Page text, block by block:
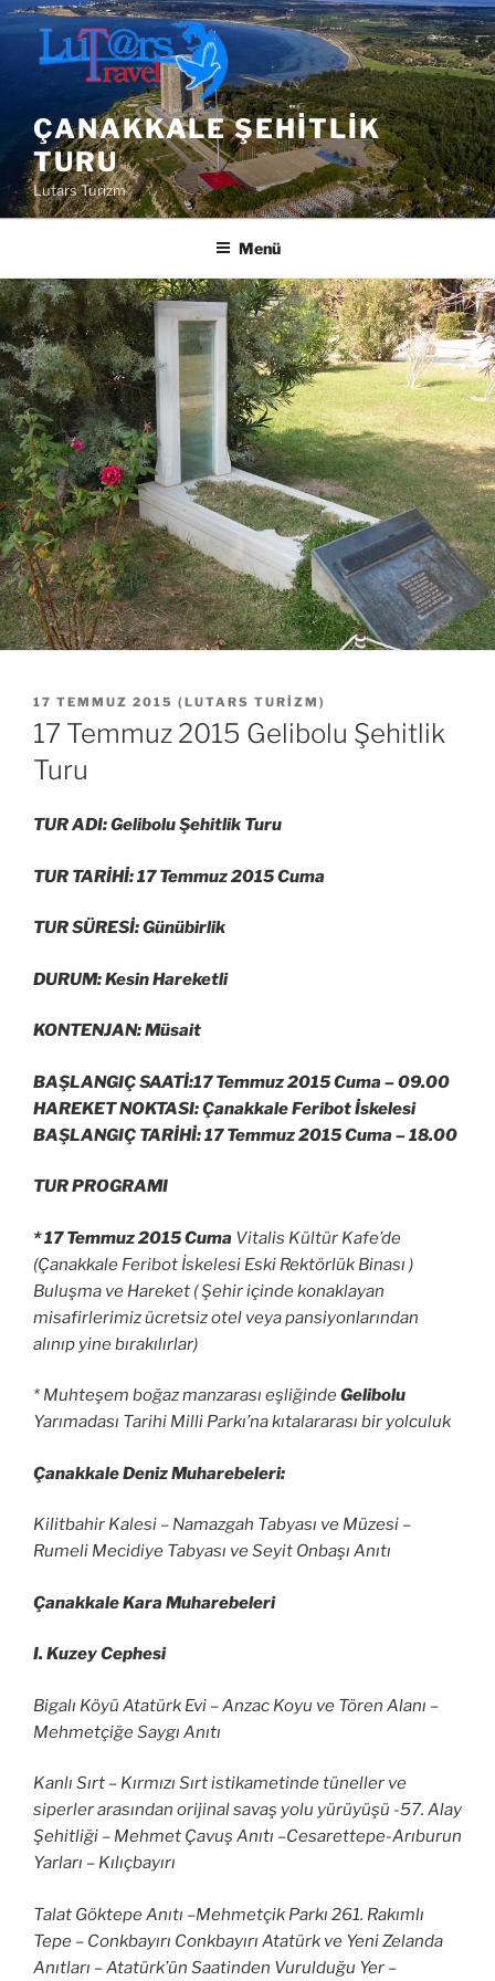
İçeriğe
geç
ÇANAKKALE ŞEHITLIK
TURU
Lutars Turizm
Menü
YAYIM
TARIHI
17 TEMMUZ 2015 ( LUTARS TURIZM )
17 Temmuz 2015 Gelibolu Şehitlik
Turu
TUR ADI: Gelibolu Şehitlik Turu
TUR TARİHİ: 17 Temmuz 2015 Cuma
TUR SÜRESİ: Günübirlik
DURUM: Kesin Hareketli
KONTENJAN: Müsait
BAŞLANGIÇ SAATİ:17 Temmuz 2015 Cuma –09.00
HAREKET NOKTASI: Çanakkale Feribot İskelesi
BAŞLANGIÇ TARİHİ: 17 Temmuz 2015 Cuma –18.00
TUR PROGRAMI
* 17 Temmuz 2015 Cuma Vitalis Kültür Kafe’de
(Çanakkale Feribot İskelesi Eski Rektörlük Binası )
Buluşma ve Hareket ( Şehir içinde konaklayan
misafirlerimiz ücretsiz otel veya pansiyonlarından
alınıp yine bırakılırlar)
* Muhteşem boğaz manzarası eşliğindeGelibolu
Yarımadası Tarihi Milli Parkı’na kıtalararası bir yolculuk
Çanakkale Deniz Muharebeleri:
Kilitbahir Kalesi – Namazgah Tabyası ve Müzesi –
Rumeli Mecidiye Tabyası ve Seyit Onbaşı Anıtı
Çanakkale Kara Muharebeleri
I. Kuzey Cephesi
Bigalı Köyü Atatürk Evi – Anzac Koyu ve Tören Alanı –
Mehmetçiğe Saygı Anıtı
Kanlı Sırt – Kırmızı Sırt istikametinde tüneller ve
siperler arasından orijinal savaş yolu yürüyüşü -57. Alay
Şehitliği – Mehmet Çavuş Anıtı –Cesarettepe-Arıburun
Yarları – Kılıçbayırı
Talat Göktepe Anıtı –Mehmetçik Parkı 261. Rakımlı
Tepe – Conkbayırı Conkbayırı Atatürk ve Yeni Zelanda
Anıtları – Atatürk’ün Saatinden Vurulduğu Yer –